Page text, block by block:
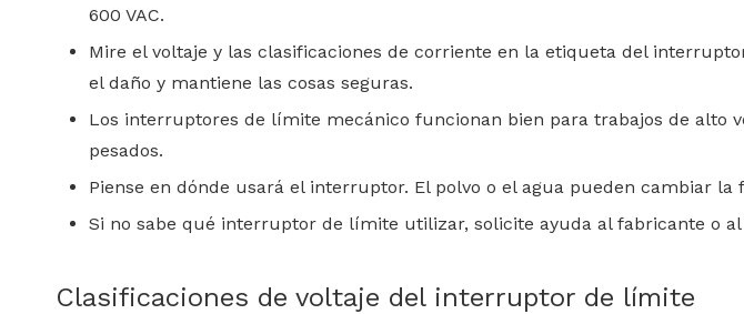
600 VAC.
Mire el voltaje y las clasificaciones de corriente en la etiqueta del
el daño y mantiene las cosas seguras.
Los interruptores de límite mecánico funcionan bien para trabajos de alto
pesados.
Piense en dónde usará el interruptor. El polvo o el agua pueden cambiar
Si no sabe qué interruptor de límite utilizar, solicite ayuda al fabricante o
Clasificaciones de voltaje del interruptor de límite